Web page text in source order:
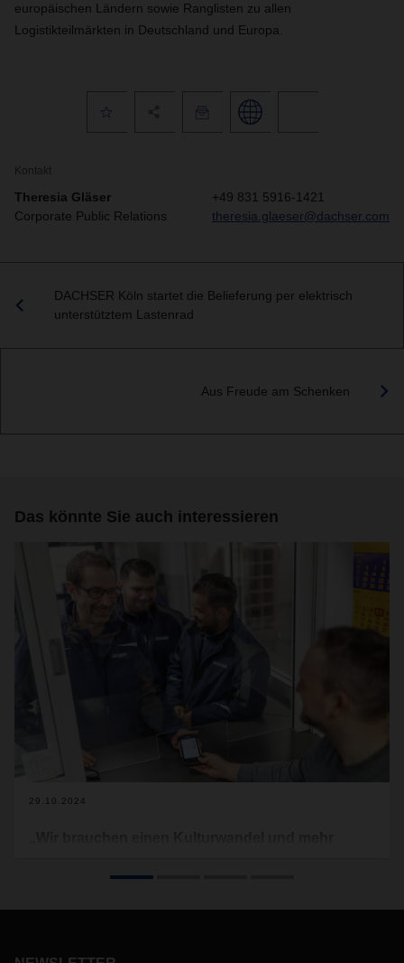
europäischen Ländern sowie Ranglisten zu allen
Logistikteilmärkten in Deutschland und Europa.
Kontakt
Theresia Gläser
Corporate Public Relations
+49 831 5916-1421
theresia.glaeser@dachser.com
DACHSER Köln startet die Belieferung per elektrisch
unterstütztem Lastenrad
Aus Freude am Schenken
Das könnte Sie auch interessieren
29.10.2024
strukturelles Problem ist er einer der limitierenden Faktoren